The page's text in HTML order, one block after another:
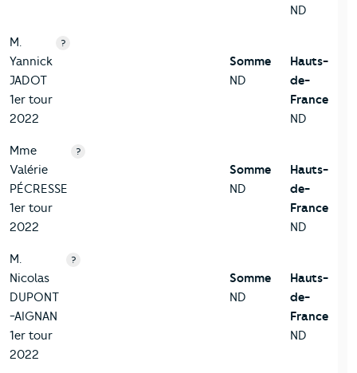
ND
M.
Yannick
JADOT
1er tour
2022
?
Somme
ND
Hauts-
de-
France
ND
Mme
Valérie
PÉCRESSE
1er tour
2022
?
Somme
ND
Hauts-
de-
France
ND
M.
Nicolas
DUPONT
-AIGNAN
1er tour
2022
?
Somme
ND
Hauts-
de-
France
ND